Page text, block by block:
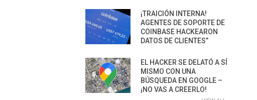
¡TRAICIÓN INTERNA!
AGENTES DE SOPORTE DE
COINBASE HACKEARON
DATOS DE CLIENTES”
EL HACKER SE DELATÓ A SÍ
MISMO CON UNA
BÚSQUEDA EN GOOGLE –
¡NO VAS A CREERLO!